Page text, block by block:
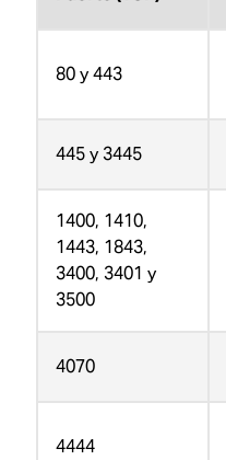
80 y 443
445 y 3445
1400, 1410,
1443, 1843,
3400, 3401 y
3500
4070
4444